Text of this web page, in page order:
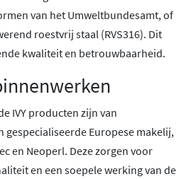
van het Umweltbundesamt, of
roestvrij staal (RVS316). Dit
kwaliteit en betrouwbaarheid.
IVY producten zijn van
gespecialiseerde Europese makelij,
en Neoperl. Deze zorgen voor
en een soepele werking van de